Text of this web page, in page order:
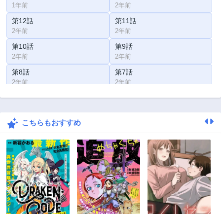
1年前 2年前
第12話
2年前
第11話
2年前
第10話
2年前
第9話
2年前
第8話
2年前
第7話
2年前
第6話 第5話
第4話
第2話
2年前
第1話
2年前
こちらもおすすめ